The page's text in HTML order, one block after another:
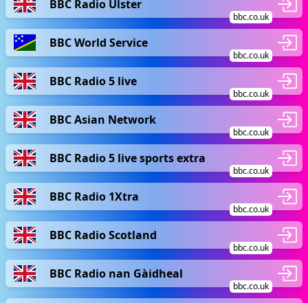
BBC Radio Ulster
bbc.co.uk
BBC World Service
bbc.co.uk
BBC Radio 5 live
bbc.co.uk
BBC Asian Network
bbc.co.uk
BBC Radio 5 live sports extra
bbc.co.uk
BBC Radio 1Xtra
bbc.co.uk
BBC Radio Scotland
bbc.co.uk
BBC Radio nan Gàidheal
bbc.co.uk